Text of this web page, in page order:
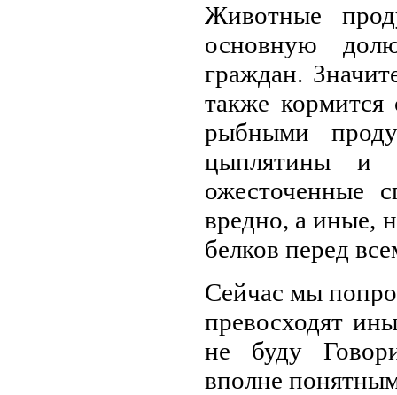
Животные
основную
граждан.
также
рыбными
цыплятины и
ожесточенные
вредно, а иные,
белков перед
Сейчас мы
превосходят
не буду
вполне